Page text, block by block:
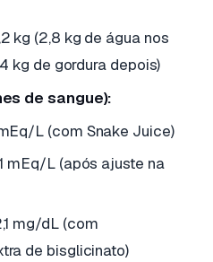
kg (2,8 kg de água nos
kg de gordura depois)
de sangue):
L (com Snake Juice)
mEq/L (após ajuste na
mg/dL (com
de bisglicinato)